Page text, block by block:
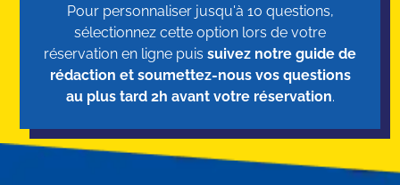
Pour personnaliser jusqu'à 10 questions,
sélectionnez cette option lors de votre
réservation en ligne puis suivez notre guide de
rédaction et soumettez-nous vos questions
au plus tard 2h avant votre réservation.